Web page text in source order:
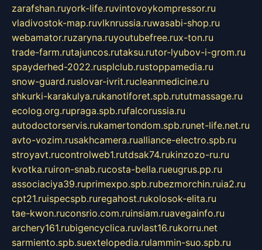
zarafshan.ruyork-life.ruvintovoykompressor.ru
vladivostok-map.ruvlknrussia.ruwasabi-shop.ru
webamator.ruzaryna.ruyoutubefree.rux-ton.ru
trade-farm.rutajuncos.rutaksu.rutor-lyubov-i-grom.ru
spayderhed-2022.rusplclub.rustoppamedia.ru
snow-guard.ruslovar-ivrit.rucleanmedicine.ru
shkurki-karakulya.rukanotiforet.spb.rututmassage.ru
ecolog.org.rupraga.spb.rufalcorussia.ru
autodoctorservis.rukamertondom.spb.runet-life.net.ru
avto-vozim.rusakhcamera.rualliance-electro.spb.ru
stroyavt.rucontrolweb1.rutdsak74.rukinzozo-ru.ru
kvotka.ruiron-snab.rucosta-bella.rueugrus.pp.ru
associaciya39.ruprimexpo.spb.rubezmorchin.ruia2.ru
cpt21.ruispecspb.ruregahost.rukolosok-elita.ru
tae-kwon.ruconsrio.com.ruinsiam.ruavegainfo.ru
archery161.rubigencyclica.ruvlast16.rukorru.net
sarmiento.spb.suextelopedia.rulammin-suo.spb.ru